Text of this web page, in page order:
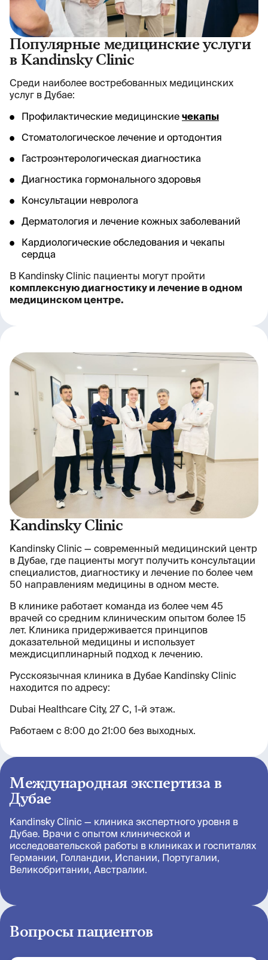
Популярные медицинские услуги
в Kandinsky Clinic
Среди наиболее востребованных медицинских
услуг в Дубае:
Профилактические медицинские чекапы
Стоматологическое лечение и ортодонтия
Гастроэнтерологическая диагностика
Диагностика гормонального здоровья
Консультации невролога
Дерматология и лечение кожных заболеваний
Кардиологические обследования и чекапы
сердца
В Kandinsky Clinic пациенты могут пройти
комплексную диагностику и лечение в одном
медицинском центре.
Kandinsky Clinic
Kandinsky Clinic — современный медицинский центр
в Дубае, где пациенты могут получить консультации
специалистов, диагностику и лечение по более чем
50 направлениям медицины в одном месте.
В клинике работает команда из более чем 45
врачей со средним клиническим опытом более 15
лет. Клиника придерживается принципов
доказательной медицины и использует
междисциплинарный подход к лечению.
Русскоязычная клиника в Дубае Kandinsky Clinic
находится по адресу:
Dubai Healthcare City, 27 C, 1-й этаж.
Работаем с 8:00 до 21:00 без выходных.
Международная экспертиза в
Дубае
Kandinsky Clinic — клиника экспертного уровня в
Дубае. Врачи с опытом клинической и
исследовательской работы в клиниках и госпиталях
Германии, Голландии, Испании, Португалии,
Великобритании, Австралии.
Вопросы пациентов